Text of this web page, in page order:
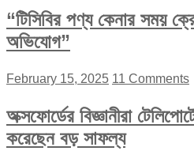
“টিসিবির পণ্য কেনার সময়
অভিযোগ”
February 15, 2025 11 Comments
অক্সফোর্ডের বিজ্ঞানীরা
করেছেন বড় সাফল্য